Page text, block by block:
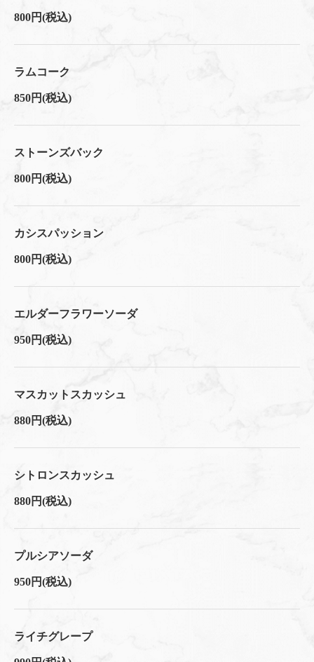
800円(税込)
ラムコーク
850円(税込)
ストーンズバック
800円(税込)
カシスパッション
800円(税込)
エルダーフラワーソーダ
950円(税込)
マスカットスカッシュ
880円(税込)
シトロンスカッシュ
880円(税込)
プルシアソーダ
950円(税込)
ライチグレープ
京都府京都市中京区上大阪町５２１エンパイアビル１０階
https://acecafe.owst.jp/drinks
お店情報をコピー